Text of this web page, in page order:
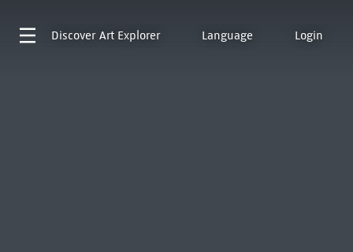
Discover Art Explorer Language Login